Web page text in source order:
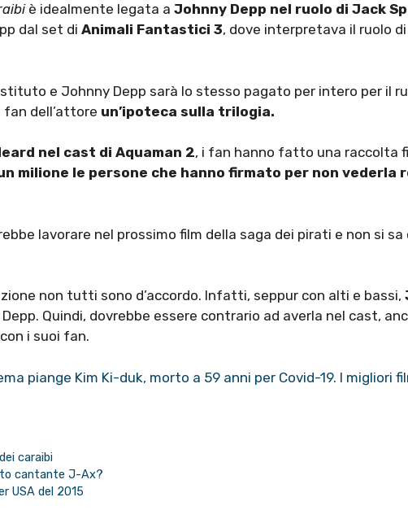
è idealmente legata a Johnny Depp nel ruolo di Jack
dal set di Animali Fantastici 3, dove interpretava il ruolo di
e Johnny Depp sarà lo stesso pagato per intero per il
dell’attore un’ipoteca sulla trilogia.
nel cast di Aquaman 2, i fan hanno fatto una raccolta
milione le persone che hanno firmato per non vederla
lavorare nel prossimo film della saga dei pirati e non si sa
non tutti sono d’accordo. Infatti, seppur con alti e bassi,
Quindi, dovrebbe essere contrario ad averla nel cast,
i suoi fan.
piange Kim Ki-duk, morto a 59 anni per Covid-19. I migliori
caraibi
cantante J-Ax?
USA del 2015